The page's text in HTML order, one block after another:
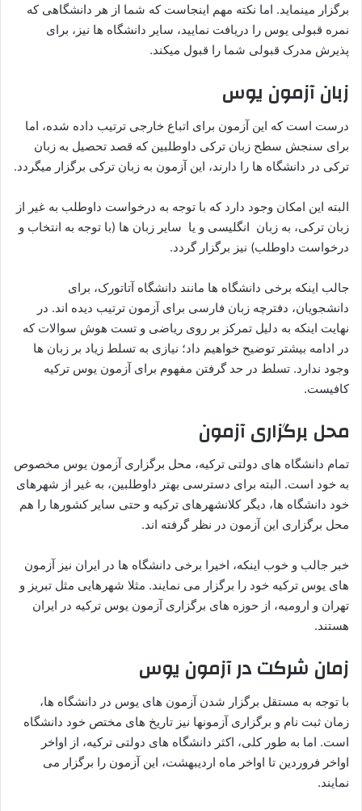
برگزار مینماید. اما نکته مهم اینجاست که شما از هر دانشگاهی که
نمره قبولی یوس را دریافت نمایید، سایر دانشگاه ها نیز، برای
پذیرش مدرک قبولی شما را قبول میکند.
زبان آزمون یوس
درست است که این آزمون برای اتباع خارجی ترتیب داده شده، اما
برای سنجش سطح زبان ترکی داوطلبین که قصد تحصیل به زبان
ترکی در دانشگاه ها را دارند، این آزمون به زبان ترکی برگزار میگردد.
البته این امکان وجود دارد که با توجه به درخواست داوطلب به غیر از
زبان ترکی، به زبان انگلیسی و یا سایر زبان ها (با توجه به انتخاب و
درخواست داوطلب) نیز برگزار گردد.
جالب اینکه برخی دانشگاه ها مانند دانشگاه آتاتورک، برای
دانشجویان، دفترچه زبان فارسی برای آزمون ترتیب دیده اند. در
نهایت اینکه به دلیل تمرکز بر روی ریاضی و تست هوش سوالات که
در ادامه بیشتر توضیح خواهیم داد؛ نیازی به تسلط زیاد بر زبان ها
وجود ندارد. تسلط در حد گرفتن مفهوم برای آزمون یوس ترکیه
کافیست.
محل برگزاری آزمون
تمام دانشگاه های دولتی ترکیه، محل برگزاری آزمون یوس مخصوص
به خود است. البته برای دسترسی بهتر داوطلبین، به غیر از شهرهای
خود دانشگاه ها، دیگر کلانشهرهای ترکیه و حتی سایر کشورها را هم
محل برگزاری این آزمون در نظر گرفته اند.
خبر جالب و خوب اینکه، اخیرا برخی دانشگاه ها در ایران نیز آزمون
های یوس ترکیه خود را برگزار می نمایند. مثلا شهرهایی مثل تبریز و
تهران و ارومیه، از حوزه های برگزاری آزمون یوس ترکیه در ایران
هستند.
زمان شرکت در آزمون یوس
با توجه به مستقل برگزار شدن آزمون های یوس در دانشگاه ها،
زمان ثبت نام و برگزاری آزمونها نیز تاریخ های مختص خود دانشگاه
است. اما به طور کلی، اکثر دانشگاه های دولتی ترکیه، از اواخر
اواخر فروردین تا اواخر ماه اردیبهشت، این آزمون را برگزار می
نمایند.